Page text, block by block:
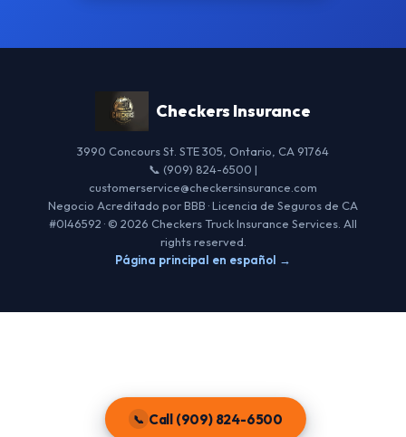
Checkers Insurance
3990 Concours St. STE 305, Ontario, CA 91764
📞 (909) 824-6500 |
customerservice@checkersinsurance.com
Negocio Acreditado por BBB · Licencia de Seguros de CA
#0I46592 · © 2026 Checkers Truck Insurance Services. All
rights reserved.
Página principal en español →
📞 Call (909) 824-6500